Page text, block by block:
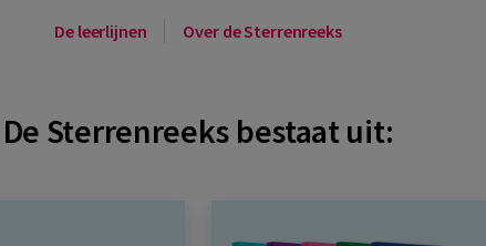
De leerlijnen Over de Sterrenreeks
De Sterrenreeks bestaat uit: